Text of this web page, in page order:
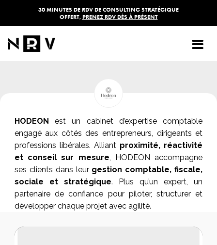
30 MINUTES DE RDV DE CONSULTING STRATÉGIQUE
OFFERT, PRENEZ RDV DÈS À PRÉSENT
HODEON est un cabinet d’expertise comptable
engagé aux côtés des entrepreneurs, dirigeants et
professions libérales. Alliant proximité, réactivité
et conseil sur mesure, HODEON accompagne
ses clients dans leur gestion comptable, fiscale,
sociale et stratégique. Plus qu’un expert, un
partenaire de confiance pour piloter, structurer et
développer chaque projet avec agilité.